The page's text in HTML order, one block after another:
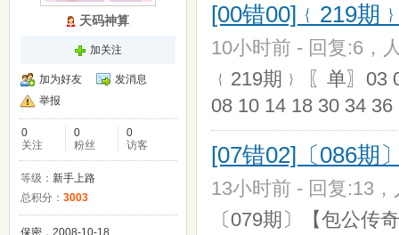
天码神算
加关注
加为好友
发消息
举报
0
关注
0
粉丝
0
访客
等级： 新手上路
总积分： 3003
保密，2008-10-18
[00错00]﹛219
10小时前 - 回复:6，
﹛219期﹜ 〖单〗
08 10 14 18 30 34
[07错02]〔086期
13小时前 - 回复:13
〔079期〕【包公传